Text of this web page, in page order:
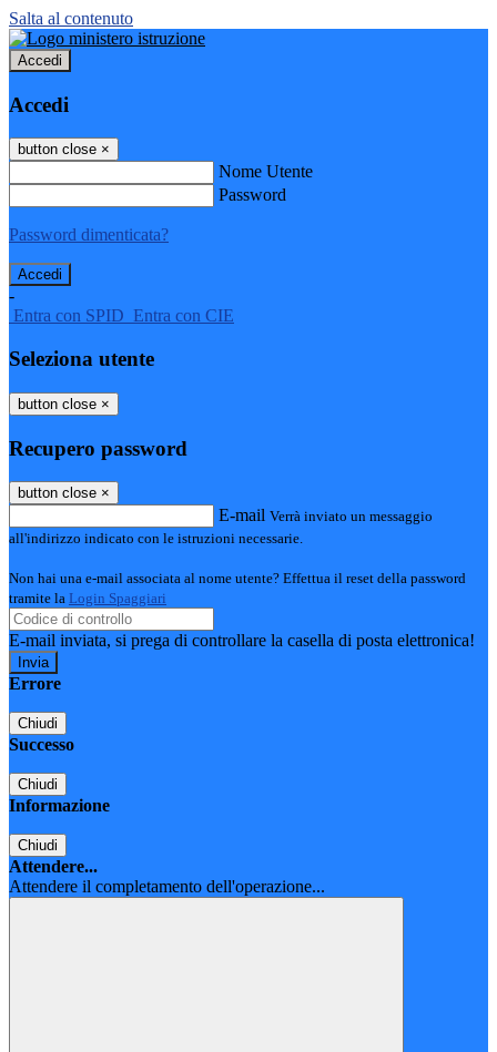
Salta al contenuto
Accedi
Accedi
button close ×
Nome Utente
Password
Password dimenticata?
-
Entra con SPID Entra con CIE
Seleziona utente
button close ×
Recupero password
button close ×
E-mail Verrà inviato un messaggio
all'indirizzo indicato con le istruzioni necessarie.
Non hai una e-mail associata al nome utente? Effettua il reset della password
tramite la Login Spaggiari
E-mail inviata, si prega di controllare la casella di posta elettronica!
Errore
Chiudi
Successo
Chiudi
Informazione
Chiudi
Attendere...
Attendere il completamento dell'operazione...